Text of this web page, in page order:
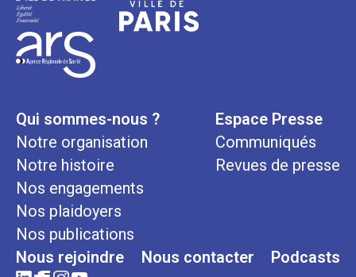
Qui sommes-nous ?
Notre organisation
Notre histoire
Nos engagements
Nos plaidoyers
Nos publications
Espace Presse
Communiqués
Revues de presse
Nous rejoindre Nous contacter Podcasts